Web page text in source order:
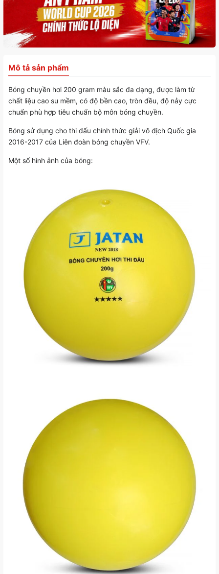
Mô tả sản phẩm
Bóng chuyền hơi 200 gram màu sắc đa dạng, được làm từ
chất liệu cao su mềm, có độ bền cao, tròn đều, độ nảy cực
chuẩn phù hợp tiêu chuẩn bộ môn bóng chuyền.
Bóng sử dụng cho thi đấu chính thức giải vô địch Quốc gia
2016-2017 của Liên đoàn bóng chuyền VFV.
Một số hình ảnh của bóng: